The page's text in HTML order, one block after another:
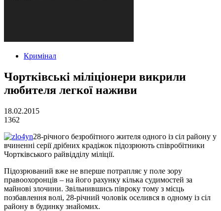
Кримінал
Чортківські міліціонери викрили
любителя легкої наживи
18.02.2015
1362
28-річного безробітного жителя одного із сіл району у
вчиненні серії дрібних крадіжок підозрюють співробітники
Чортківського райвідділу міліції.
Підозрюваний вже не вперше потрапляє у поле зору
правоохоронців – на його рахунку кілька судимостей за
майнові злочини. Звільнившись півроку тому з місць
позбавлення волі, 28-річний чоловік оселився в одному із сіл
району в будинку знайомих.